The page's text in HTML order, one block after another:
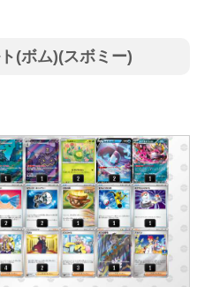
(ボム)(スボミー)